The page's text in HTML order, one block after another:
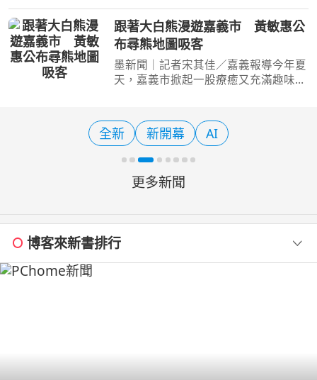
場域，保留機廠挑高鋼構與鐵道工業特
色，打造「全台最大半室內」、全面免
費開放的親子遊憩場域
跟著大白熊漫遊嘉義市 黃敏惠公
布尋熊地圖吸客
墨新聞｜記者宋其佳／嘉義報導今年夏
天，嘉義市掀起一股療癒又充滿趣味的
熊」，化身最萌城市領航員，陸續現身
嘉義市各大景點。隨著嘉義市長
全新 新開幕 AI
更多新聞
博客來新書排行